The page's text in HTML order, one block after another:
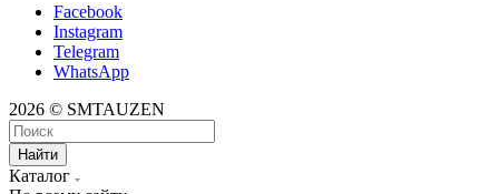
Facebook
Instagram
Telegram
WhatsApp
2026 © SMTAUZEN
Найти
Каталог